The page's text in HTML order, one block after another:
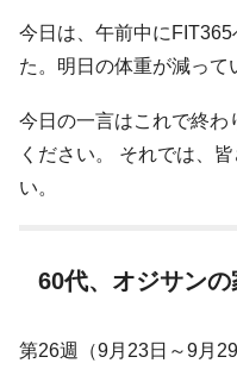
今日は、午前中に
た。明日の体重が減って
今日の一言はこれで終わ
ください。 それでは、
い。
60代、オジサンの
第26週（9月23日～9月